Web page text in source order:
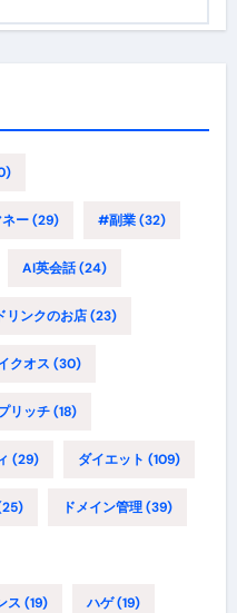
ー(29) #副業(32)
AI英会話(24)
リンクのお店(23)
クオス (30)
リッチ(18)
(29) ダイエット (109)
ドメイン管理(39)
ス (19) ハゲ(19)